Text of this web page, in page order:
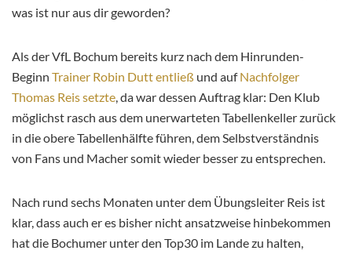
was ist nur aus dir geworden?
Als der VfL Bochum bereits kurz nach dem Hinrunden-
Beginn Trainer Robin Dutt entließ und aufNachfolger
Thomas Reis setzte , da war dessen Auftrag klar: Den Klub
möglichst rasch aus dem unerwarteten Tabellenkeller zurück
in die obere Tabellenhälfte führen, dem Selbstverständnis
von Fans und Macher somit wieder besser zu entsprechen.
Nach rund sechs Monaten unter dem Übungsleiter Reis ist
klar, dass auch er es bisher nicht ansatzweise hinbekommen
hat die Bochumer unter den Top30 im Lande zu halten,